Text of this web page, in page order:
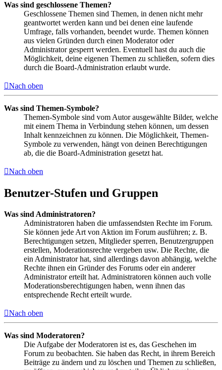
Was sind geschlossene Themen?
Geschlossene Themen sind Themen, in denen nicht mehr
geantwortet werden kann und bei denen eine laufende
Umfrage, falls vorhanden, beendet wurde. Themen können
aus vielen Gründen durch einen Moderator oder
Administrator gesperrt werden. Eventuell hast du auch die
Möglichkeit, deine eigenen Themen zu schließen, sofern dies
durch die Board-Administration erlaubt wurde.
Nach oben
Was sind Themen-Symbole?
Themen-Symbole sind vom Autor ausgewählte Bilder, welche
mit einem Thema in Verbindung stehen können, um dessen
Inhalt kennzeichnen zu können. Die Möglichkeit, Themen-
Symbole zu verwenden, hängt von deinen Berechtigungen
ab, die die Board-Administration gesetzt hat.
Nach oben
Benutzer-Stufen und Gruppen
Was sind Administratoren?
Administratoren haben die umfassendsten Rechte im Forum.
Sie können jede Art von Aktion im Forum ausführen; z. B.
Berechtigungen setzen, Mitglieder sperren, Benutzergruppen
erstellen, Moderationsrechte vergeben usw. Die Rechte, die
ein Administrator hat, sind allerdings davon abhängig, welche
Rechte ihnen ein Gründer des Forums oder ein anderer
Administrator erteilt hat. Administratoren können auch volle
Moderationsberechtigungen haben, wenn ihnen das
entsprechende Recht erteilt wurde.
Nach oben
Was sind Moderatoren?
Die Aufgabe der Moderatoren ist es, das Geschehen im
Forum zu beobachten. Sie haben das Recht, in ihrem Bereich
Beiträge zu ändern und zu löschen und Themen zu schließen,